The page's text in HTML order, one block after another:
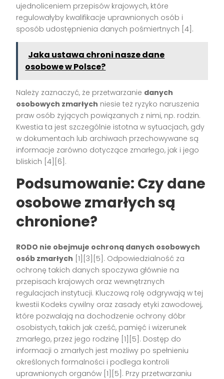
ujednoliceniem przepisów krajowych, które
regulowałyby kwalifikacje uprawnionych osób i
sposób udostępnienia danych pośmiertnych [4] .
Jaka ustawa chroni nasze dane
osobowe w Polsce?
Należy zaznaczyć, że przetwarzanie danych
osobowych zmarłych niesie też ryzyko naruszenia
praw osób żyjących powiązanych z nimi, np. rodzin.
Kwestia ta jest szczególnie istotna w sytuacjach, gdy
w dokumentach lub archiwach przechowywane są
informacje zarówno dotyczące zmarłego, jak i jego
bliskich [4][6] .
Podsumowanie: Czy dane
osobowe zmarłych są
chronione?
RODO nie obejmuje ochroną danych osobowych
osób zmarłych [1][3][5] . Odpowiedzialność za
ochronę takich danych spoczywa głównie na
przepisach krajowych oraz wewnętrznych
regulacjach instytucji. Kluczową rolę odgrywają w tej
kwestii Kodeks cywilny oraz zasady etyki zawodowej,
które pozwalają na dochodzenie ochrony dóbr
osobistych, takich jak cześć, pamięć i wizerunek
zmarłego, przez jego rodzinę [1][5] . Dostęp do
informacji o zmarłych jest możliwy po spełnieniu
określonych formalności i podlega kontroli
uprawnionych organów [1][5] . Przy przetwarzaniu